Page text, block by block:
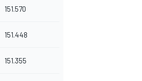
151.570
151.448
151.355